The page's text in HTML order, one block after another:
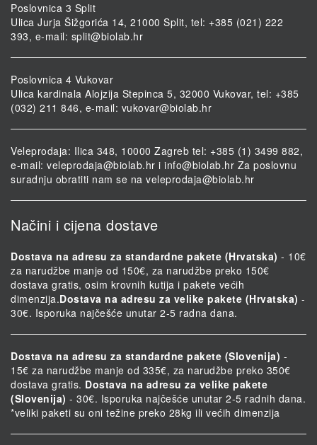
Poslovnica 3 Split
Ulica Jurja Šižgorića 14, 21000 Split, tel: +385 (021) 222
393, e-mail: split@biolab.hr
Poslovnica 4 Vukovar
Ulica kardinala Alojzija Stepinca 5, 32000 Vukovar, tel: +385
(032) 211 846, e-mail: vukovar@biolab.hr
Veleprodaja: Ilica 348, 10000 Zagreb tel: +385 (1) 3499 882,
e-mail: veleprodaja@biolab.hr i info@biolab.hr Za poslovnu
suradnju obratiti nam se na veleprodaja@biolab.hr
Načini i cijena dostave
Dostava na adresu za standardne pakete (Hrvatska) - 10€
za narudžbe manje od 150€, za narudžbe preko 150€
dostava gratis, osim krovnih kutija i pakete većih
dimenzija.Dostava na adresu za velike pakete (Hrvatska) -
30€. Isporuka najčešće unutar 2-5 radna dana.
Dostava na adresu za standardne pakete (Slovenija) -
15€ za narudžbe manje od 335€, za narudžbe preko 350€
dostava gratis. Dostava na adresu za velike pakete
(Slovenija) - 30€. Isporuka najčešće unutar 2-5 radnih dana.
*veliki paketi su oni težine preko 28kg ili većih dimenzija